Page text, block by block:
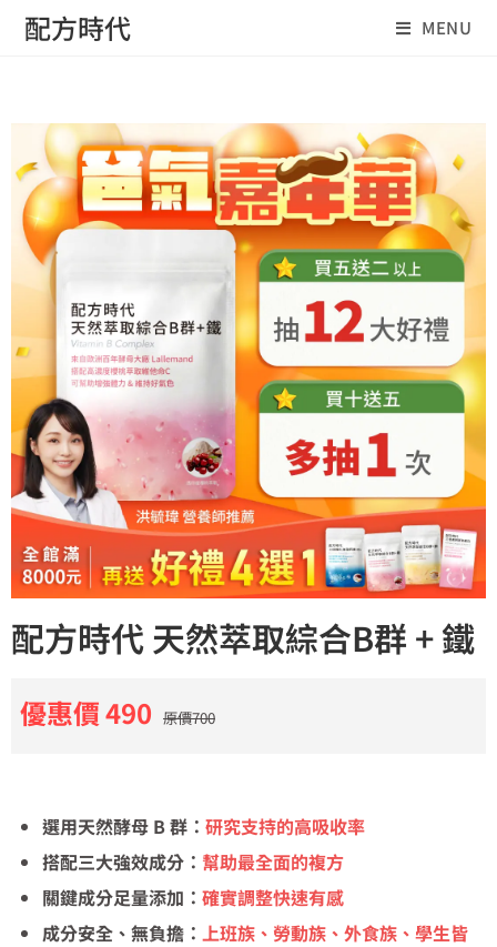
配方時代 MENU
配方時代 天然萃取綜合B群 + 鐵
優惠價 490 原價700
選用天然酵母 B 群： 研究支持的高吸收率
搭配三大強效成分： 幫助最全面的複方
關鍵成分足量添加： 確實調整快速有感
成分安全、無負擔： 上班族、勞動族、外食族、學生皆